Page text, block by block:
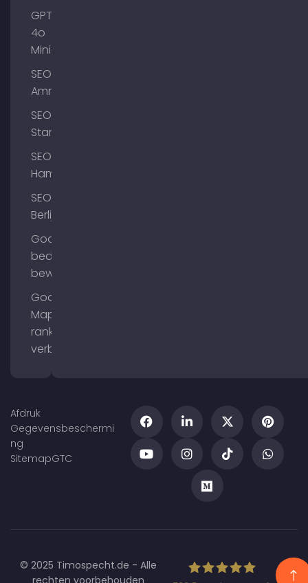
GPT-
4o
Mini
SEO
Ammersee
SEO
Starnberg
SEO
Hamburg
SEO
Berlijn
Google
bedrijfsprofiel
bewerken
Google
Maps
ranking
verbeteren
Afdruk
Gegevensbeschermi
ng
SitemapGTC
© 2025 Timospecht.de - Alle